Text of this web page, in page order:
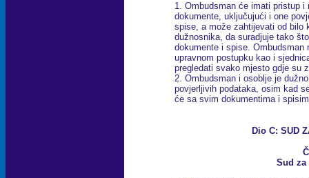
1. Ombudsman će imati pristup
dokumente, uključujući i one
spise, a može zahtijevati od bilo
dužnosnika, da suradjuje tako
dokumente i spise.
upravnom postupku kao i
pregledati svako mjesto gdje su
2. Ombudsman i osoblje je
povjerljivih podataka, osim kad
će sa svim dokumentima i
Dio C: SUD
Sud za